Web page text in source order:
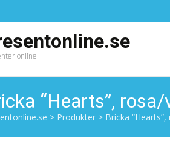
online
“Hearts”,
> Produkter > Bricka